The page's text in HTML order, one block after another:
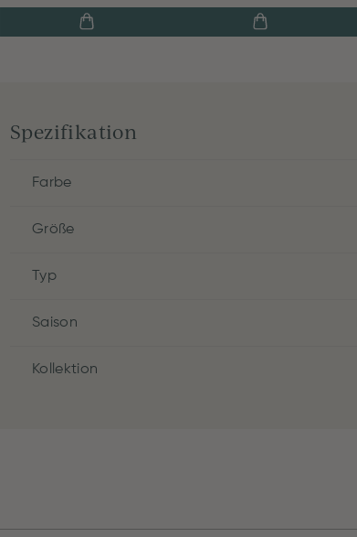
Spezifikation
Farbe
Größe
Typ
Saison
Kollektion